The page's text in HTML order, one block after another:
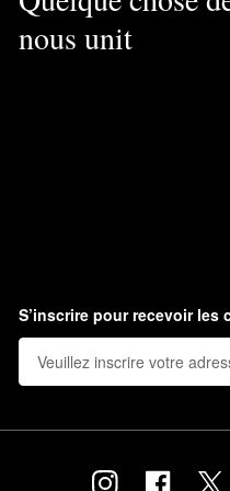
nous unit
S’inscrire pour recevoir les